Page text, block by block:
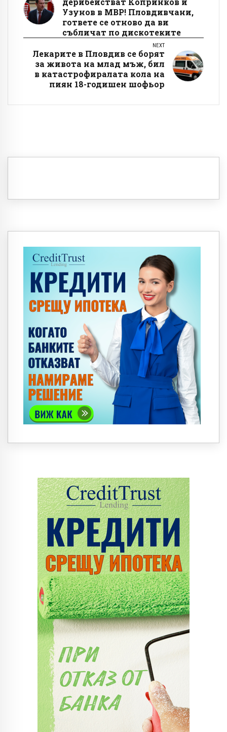
Узунов в МВР! Пловдивчани,
гответе се отново да ви
събличат по дискотеките
NEXT
Лекарите в Пловдив се борят
за живота на млад мъж, бил
в катастрофиралата кола на
пиян 18-годишен шофьор